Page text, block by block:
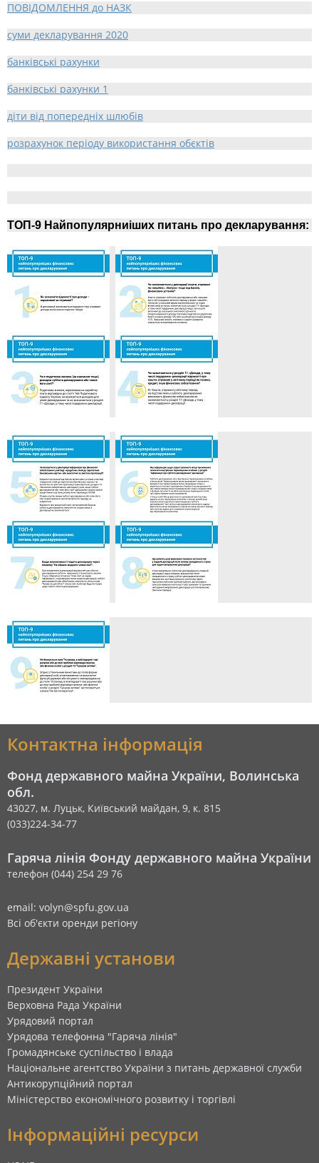
ПОВІДОМЛЕННЯ до НАЗК
суми декларування 2020
банківські рахунки
банківські рахунки 1
діти від попередніх шлюбів
розрахунок періоду використання обєктів
ТОП-9 Найпопулярниіших питань про декларування:
Контактна інформація
Фонд державного майна України, Волинська
обл.
43027, м. Луцьк, Київський майдан, 9, к. 815
(033)224-34-77
Гаряча лінія Фонду державного майна України
телефон (044) 254 29 76
email: volyn@spfu.gov.ua
Всі об'єкти оренди регіону
Державні установи
Президент України
Верховна Рада України
Урядовий портал
Урядова телефонна "Гаряча лінія"
Громадянське суспільство і влада
Національне агентство України з питань державної служби
Антикорупційний портал
Міністерство економічного розвитку і торгівлі
Інформаційні ресурси